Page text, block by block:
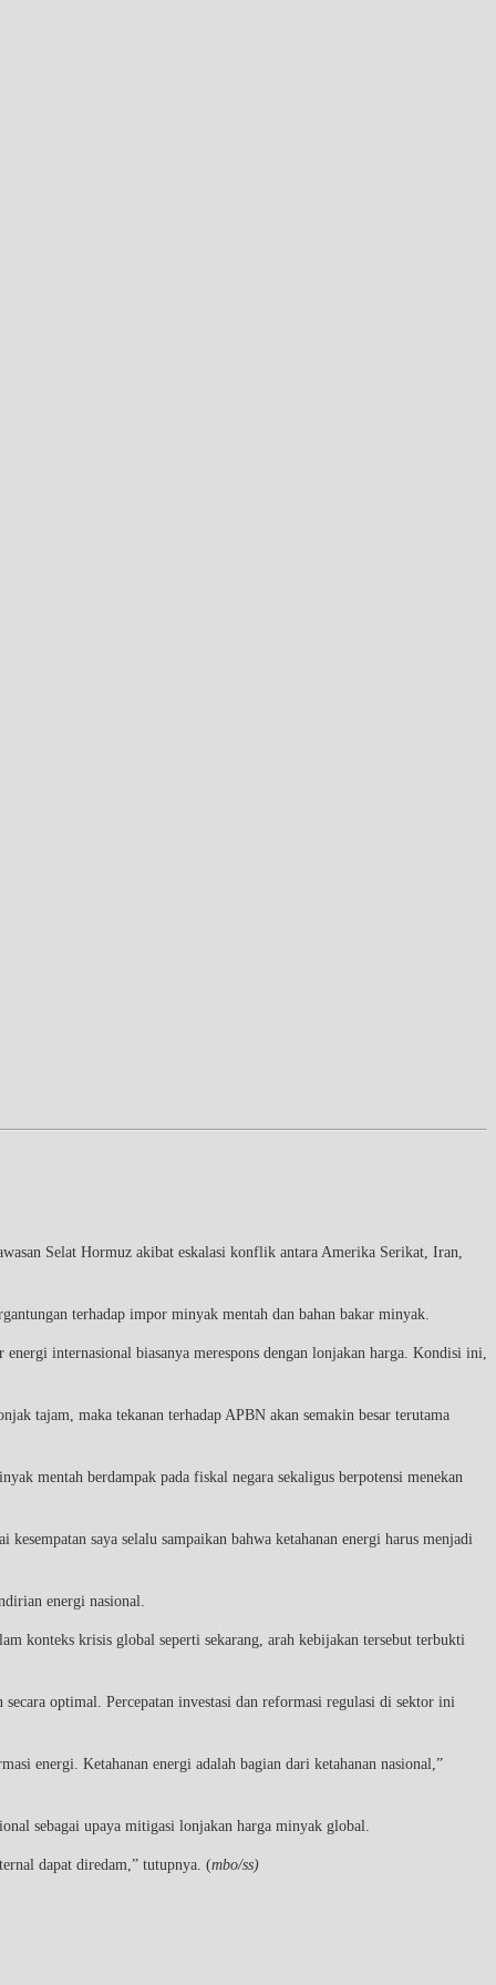
Selat Hormuz akibat eskalasi konflik antara Amerika Serikat, Iran,
terhadap impor minyak mentah dan bahan bakar minyak.
internasional biasanya merespons dengan lonjakan harga. Kondisi ini,
tajam, maka tekanan terhadap APBN akan semakin besar terutama
mentah berdampak pada fiskal negara sekaligus berpotensi menekan
saya selalu sampaikan bahwa ketahanan energi harus menjadi
energi nasional.
konteks krisis global seperti sekarang, arah kebijakan tersebut terbukti
optimal. Percepatan investasi dan reformasi regulasi di sektor ini
energi. Ketahanan energi adalah bagian dari ketahanan nasional,”
sebagai upaya mitigasi lonjakan harga minyak global.
dapat diredam,” tutupnya. (mbo/ss)